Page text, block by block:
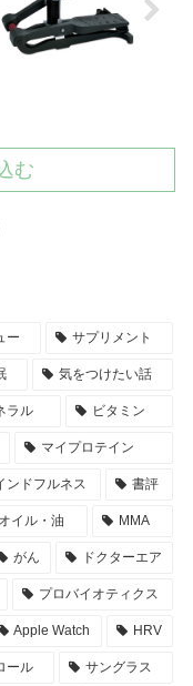
む
ー サプリメント
気をつけたい話
ラル ビタミン
マイプロテイン
ンドフルネス 書評
イル・油 MMA
がん ドクターエア
プロバイオティクス
Apple Watch HRV
ール サングラス